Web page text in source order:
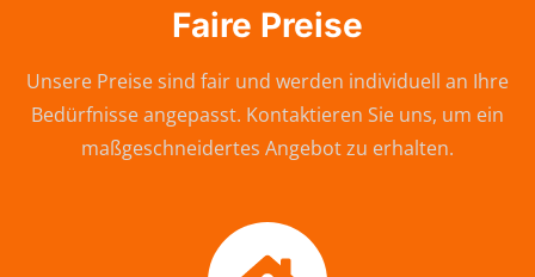
Faire Preise
Unsere Preise sind fair und werden individuell an Ihre
Bedürfnisse angepasst. Kontaktieren Sie uns, um ein
maßgeschneidertes Angebot zu erhalten.